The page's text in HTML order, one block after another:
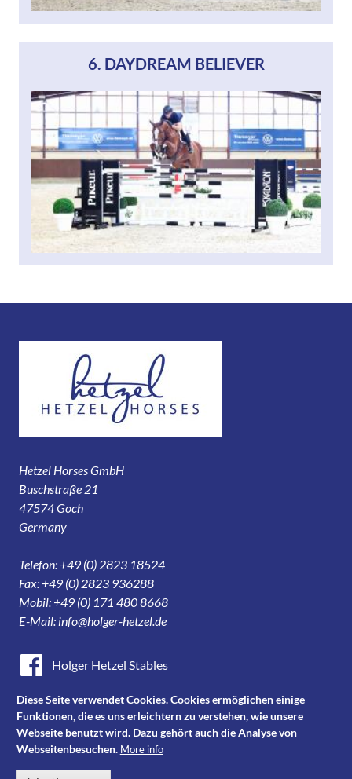
6. DAYDREAM BELIEVER
Hetzel Horses GmbH
Buschstraße 21
47574 Goch
Germany
Telefon: +49 (0) 2823 18524
Fax: +49 (0) 2823 936288
Mobil: +49 (0) 171 480 8668
E-Mail: info@holger-hetzel.de
Holger Hetzel Stables
Holger Hetzel Sport Horse Sales
Youtube
Diese Seite verwendet Cookies. Cookies ermöglichen einige
Funktionen, die es uns erleichtern zu verstehen, wie unsere
Webseite benutzt wird. Dazu gehört auch die Analyse von
Webseitenbesuchen. More info